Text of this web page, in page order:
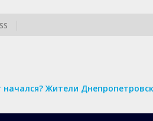
начался? Жители